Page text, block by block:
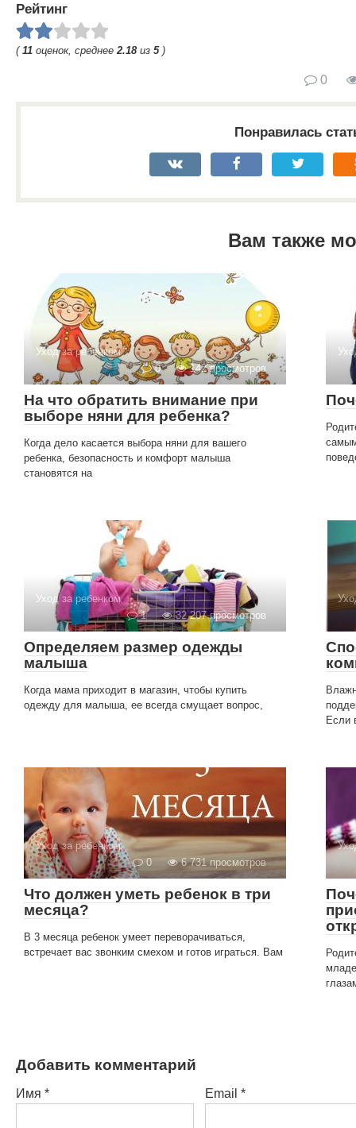
Рейтинг
( 11 оценок, среднее 2.18из 5)
0
Понравилась
Вам также
Уход за ребенком
0
142 просмотров
На что обратить внимание при
выборе няни для ребенка?
Когда дело касается выбора няни для вашего
ребенка, безопасность и комфорт малыша
становятся на
Уход за ребенком
1
32 207 просмотров
Определяем размер одежды
малыша
Когда мама приходит в магазин, чтобы купить
одежду для малыша, ее всегда смущает вопрос,
Если
Уход за ребенком
0
6 731 просмотров
Что должен уметь ребенок в три
месяца?
В 3 месяца ребенок умеет переворачиваться,
встречает вас звонким смехом и готов играться. Вам
Добавить комментарий
Имя * Email *